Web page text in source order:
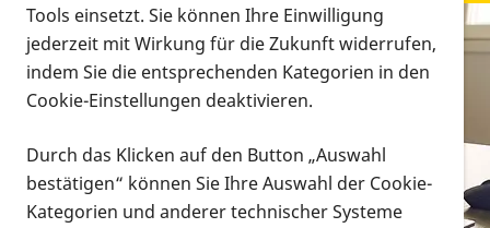
Infomaterial
Infomaterial
Vorlesen
Alle Infomaterialien in verschiedenen
Tools einsetzt. Sie können Ihre Einwilligung
jederzeit mit Wirkung für die Zukunft widerrufen,
indem Sie die entsprechenden Kategorien in den
Cookie-Einstellungen deaktivieren.
Durch das Klicken auf den Button „Auswahl
bestätigen“ können Sie Ihre Auswahl der Cookie-
Kategorien und anderer technischer Systeme